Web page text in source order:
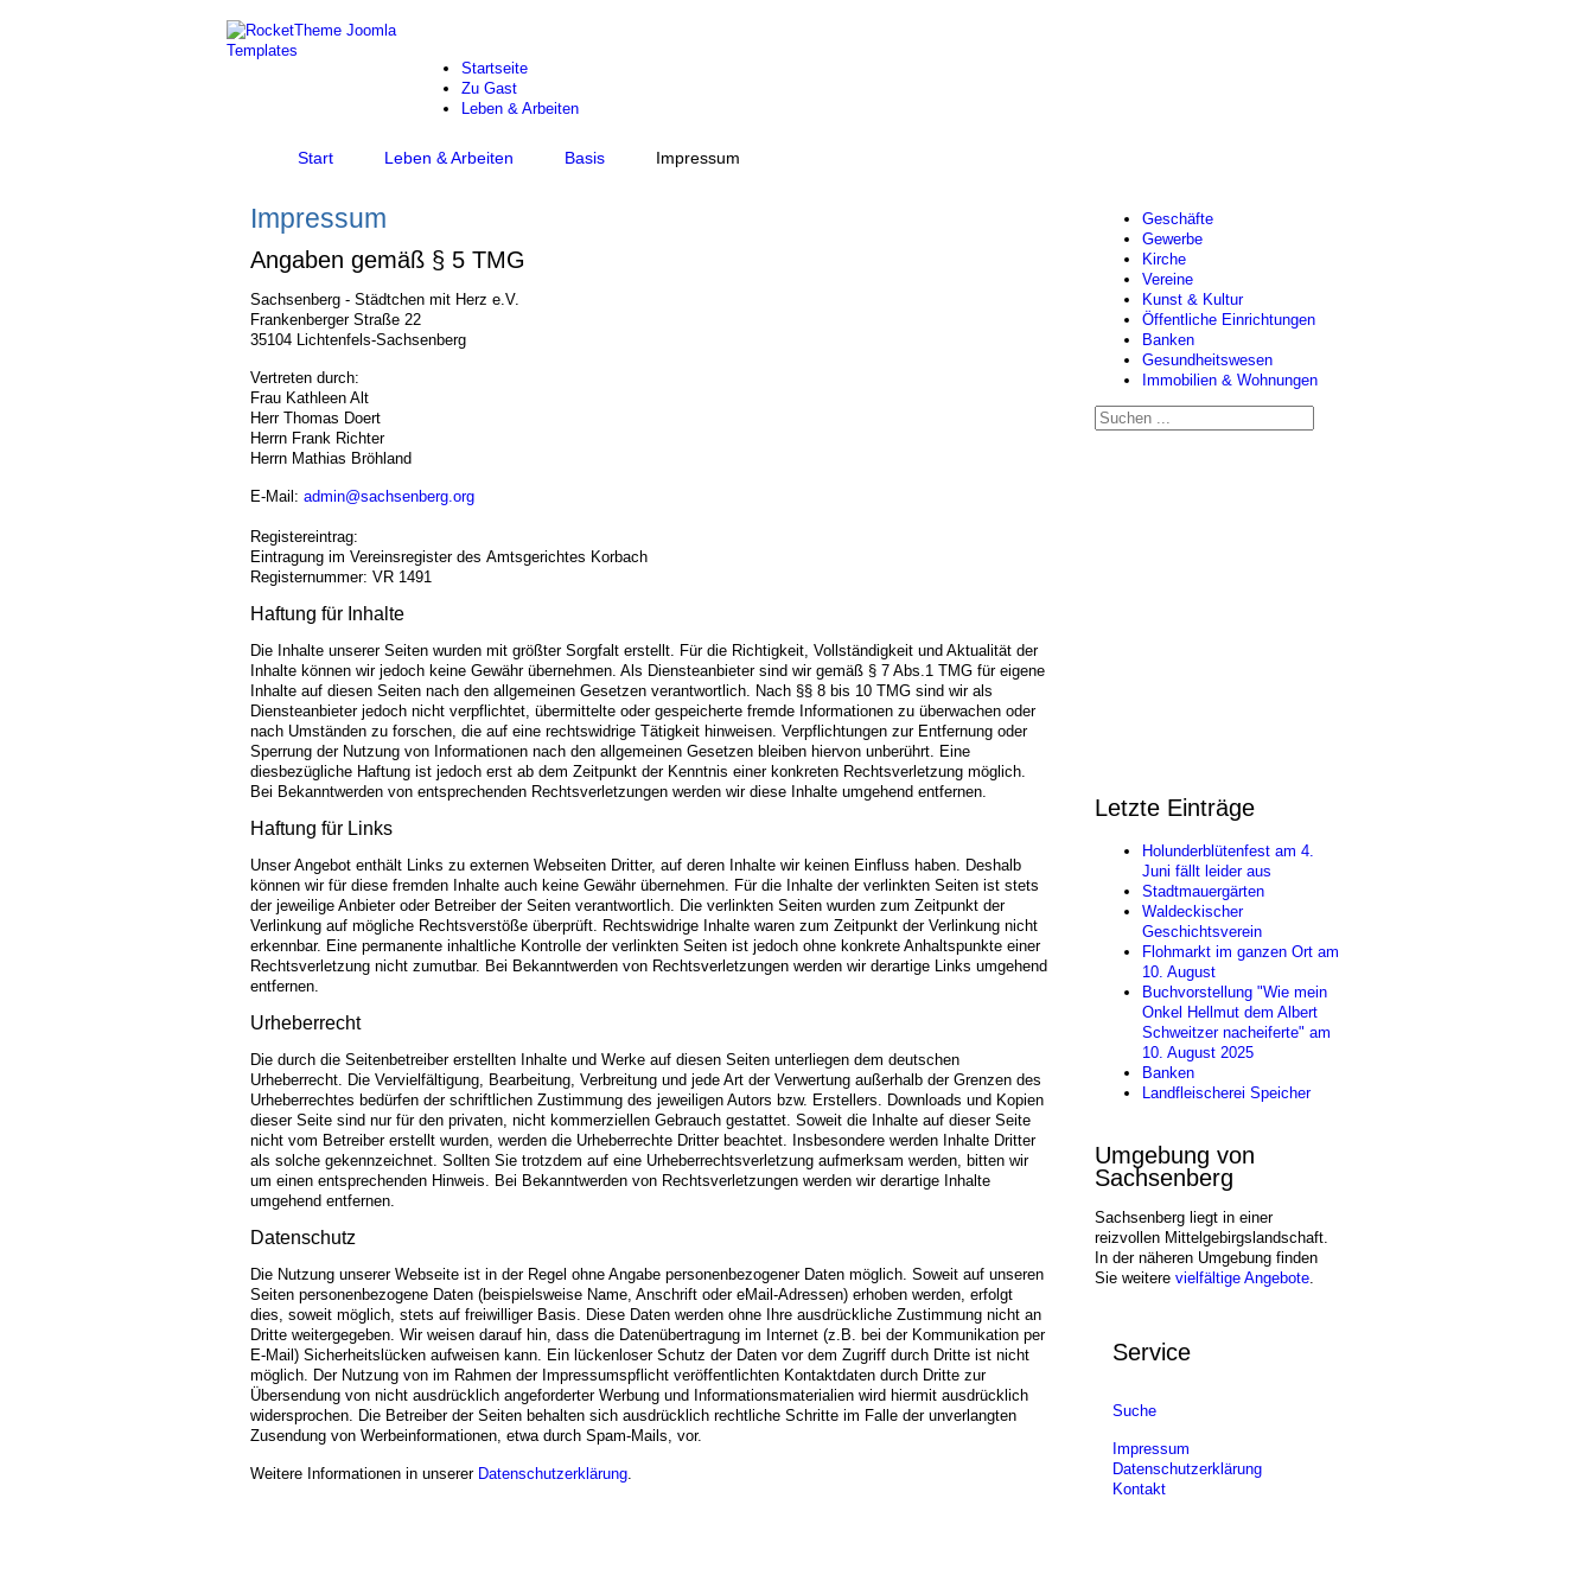
Startseite
Zu Gast
Leben & Arbeiten
Start Leben & Arbeiten Basis Impressum
Impressum
Angaben gemäß § 5 TMG
Sachsenberg - Städtchen mit Herz e.V.
Frankenberger Straße 22
35104 Lichtenfels-Sachsenberg
Vertreten durch:
Frau Kathleen Alt
Herr Thomas Doert
Herrn Frank Richter
Herrn Mathias Bröhland
E-Mail: admin@sachsenberg.org
Registereintrag:
Eintragung im Vereinsregister des Amtsgerichtes Korbach
Registernummer: VR 1491
Haftung für Inhalte
Die Inhalte unserer Seiten wurden mit größter Sorgfalt erstellt. Für die Richtigkeit, Vollständigkeit und Aktualität der
Inhalte können wir jedoch keine Gewähr übernehmen. Als Diensteanbieter sind wir gemäß § 7 Abs.1 TMG für eigene
Inhalte auf diesen Seiten nach den allgemeinen Gesetzen verantwortlich. Nach §§ 8 bis 10 TMG sind wir als
Diensteanbieter jedoch nicht verpflichtet, übermittelte oder gespeicherte fremde Informationen zu überwachen oder
nach Umständen zu forschen, die auf eine rechtswidrige Tätigkeit hinweisen. Verpflichtungen zur Entfernung oder
Sperrung der Nutzung von Informationen nach den allgemeinen Gesetzen bleiben hiervon unberührt. Eine
diesbezügliche Haftung ist jedoch erst ab dem Zeitpunkt der Kenntnis einer konkreten Rechtsverletzung möglich.
Bei Bekanntwerden von entsprechenden Rechtsverletzungen werden wir diese Inhalte umgehend entfernen.
Haftung für Links
Unser Angebot enthält Links zu externen Webseiten Dritter, auf deren Inhalte wir keinen Einfluss haben. Deshalb
können wir für diese fremden Inhalte auch keine Gewähr übernehmen. Für die Inhalte der verlinkten Seiten ist stets
der jeweilige Anbieter oder Betreiber der Seiten verantwortlich. Die verlinkten Seiten wurden zum Zeitpunkt der
Verlinkung auf mögliche Rechtsverstöße überprüft. Rechtswidrige Inhalte waren zum Zeitpunkt der Verlinkung nicht
erkennbar. Eine permanente inhaltliche Kontrolle der verlinkten Seiten ist jedoch ohne konkrete Anhaltspunkte einer
Rechtsverletzung nicht zumutbar. Bei Bekanntwerden von Rechtsverletzungen werden wir derartige Links umgehend
entfernen.
Urheberrecht
Die durch die Seitenbetreiber erstellten Inhalte und Werke auf diesen Seiten unterliegen dem deutschen
Urheberrecht. Die Vervielfältigung, Bearbeitung, Verbreitung und jede Art der Verwertung außerhalb der Grenzen des
Urheberrechtes bedürfen der schriftlichen Zustimmung des jeweiligen Autors bzw. Erstellers. Downloads und Kopien
dieser Seite sind nur für den privaten, nicht kommerziellen Gebrauch gestattet. Soweit die Inhalte auf dieser Seite
nicht vom Betreiber erstellt wurden, werden die Urheberrechte Dritter beachtet. Insbesondere werden Inhalte Dritter
als solche gekennzeichnet. Sollten Sie trotzdem auf eine Urheberrechtsverletzung aufmerksam werden, bitten wir
um einen entsprechenden Hinweis. Bei Bekanntwerden von Rechtsverletzungen werden wir derartige Inhalte
umgehend entfernen.
Datenschutz
Die Nutzung unserer Webseite ist in der Regel ohne Angabe personenbezogener Daten möglich. Soweit auf unseren
Seiten personenbezogene Daten (beispielsweise Name, Anschrift oder eMail-Adressen) erhoben werden, erfolgt
dies, soweit möglich, stets auf freiwilliger Basis. Diese Daten werden ohne Ihre ausdrückliche Zustimmung nicht an
Dritte weitergegeben. Wir weisen darauf hin, dass die Datenübertragung im Internet (z.B. bei der Kommunikation per
E-Mail) Sicherheitslücken aufweisen kann. Ein lückenloser Schutz der Daten vor dem Zugriff durch Dritte ist nicht
möglich. Der Nutzung von im Rahmen der Impressumspflicht veröffentlichten Kontaktdaten durch Dritte zur
Übersendung von nicht ausdrücklich angeforderter Werbung und Informationsmaterialien wird hiermit ausdrücklich
widersprochen. Die Betreiber der Seiten behalten sich ausdrücklich rechtliche Schritte im Falle der unverlangten
Zusendung von Werbeinformationen, etwa durch Spam-Mails, vor.
Weitere Informationen in unserer Datenschutzerklärung.
Geschäfte
Gewerbe
Kirche
Vereine
Kunst & Kultur
Öffentliche Einrichtungen
Banken
Gesundheitswesen
Immobilien & Wohnungen
Suchen
...
Letzte Einträge
Holunderblütenfest am 4.
Juni fällt leider aus
Stadtmauergärten
Waldeckischer
Geschichtsverein
Flohmarkt im ganzen Ort am
10. August
Buchvorstellung "Wie mein
Onkel Hellmut dem Albert
Schweitzer nacheiferte" am
10. August 2025
Banken
Landfleischerei Speicher
Umgebung von
Sachsenberg
Sachsenberg liegt in einer
reizvollen Mittelgebirgslandschaft.
In der näheren Umgebung finden
Sie weitere vielfältige Angebote.
Service
Suche
Impressum
Datenschutzerklärung
Kontakt